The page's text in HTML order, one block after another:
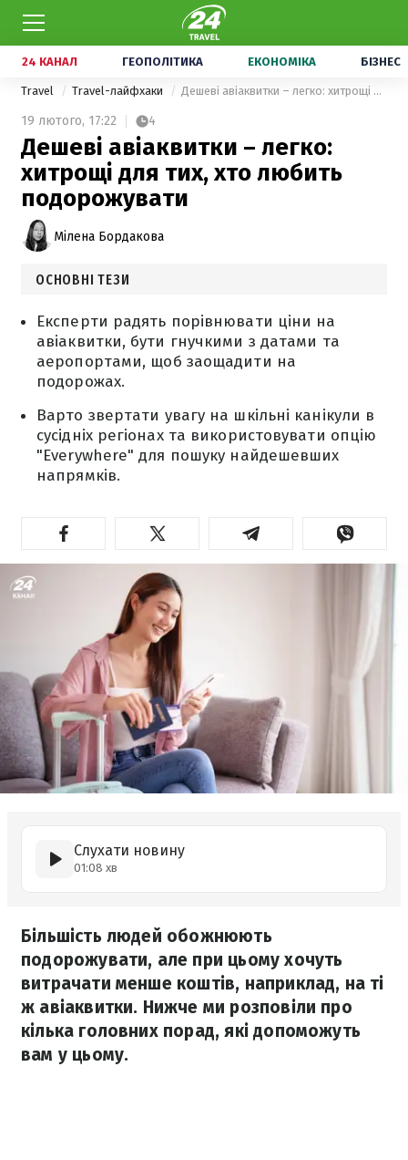
24 КАНАЛ ГЕОПОЛІТИКА ЕКОНОМІКА БІЗНЕС
Travel Travel-лайфхаки Дешеві авіаквитки – легко: хитрощі для тих, хто любить подорожувати
19 лютого, 17:22 4
Дешеві авіаквитки – легко:
хитрощі для тих, хто любить
подорожувати
Мілена Бордакова
ОСНОВНІ ТЕЗИ
Експерти радять порівнювати ціни на
авіаквитки, бути гнучкими з датами та
аеропортами, щоб заощадити на
подорожах.
Варто звертати увагу на шкільні канікули в
сусідніх регіонах та використовувати опцію
"Everywhere" для пошуку найдешевших
напрямків.
Слухати новину
01:08 хв
Більшість людей обожнюють
подорожувати, але при цьому хочуть
витрачати менше коштів, наприклад, на ті
ж авіаквитки. Нижче ми розповіли про
кілька головних порад, які допоможуть
вам у цьому.